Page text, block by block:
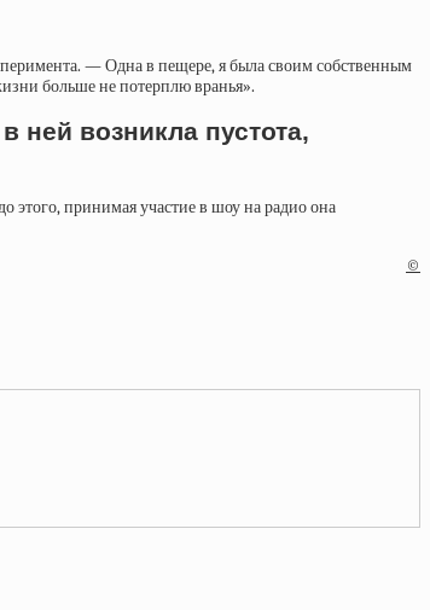
— Одна в пещере, я была своим собственным
больше не потерплю вранья».
ней возникла пустота,
этого, принимая участие в шоу на радио она
©